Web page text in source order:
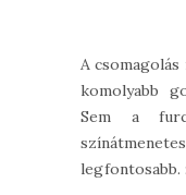
A csomagolás
komolyabb
Sem a
legfontosabb.